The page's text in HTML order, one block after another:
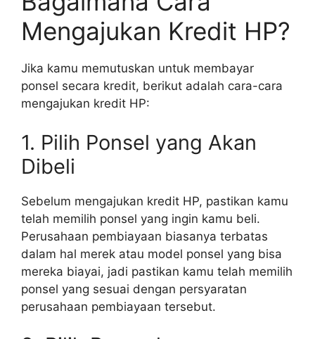
Mengajukan Kredit HP?
Jika kamu memutuskan untuk membayar
ponsel secara kredit, berikut adalah cara-cara
mengajukan kredit HP:
1. Pilih Ponsel yang Akan
Dibeli
Sebelum mengajukan kredit HP, pastikan kamu
telah memilih ponsel yang ingin kamu beli.
Perusahaan pembiayaan biasanya terbatas
dalam hal merek atau model ponsel yang bisa
mereka biayai, jadi pastikan kamu telah memilih
ponsel yang sesuai dengan persyaratan
perusahaan pembiayaan tersebut.